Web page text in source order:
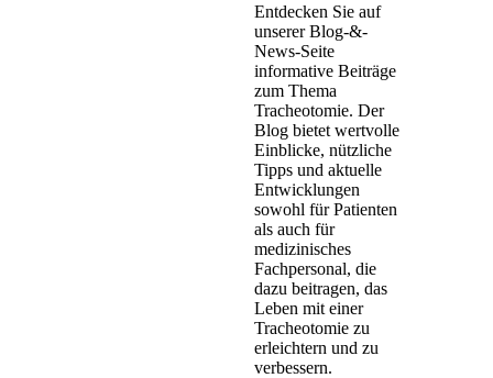
Entdecken Sie auf
unserer Blog-&-
News-Seite
informative Beiträge
zum Thema
Tracheotomie. Der
Blog bietet wertvolle
Einblicke, nützliche
Tipps und aktuelle
Entwicklungen
sowohl für Patienten
als auch für
medizinisches
Fachpersonal, die
dazu beitragen, das
Leben mit einer
Tracheotomie zu
erleichtern und zu
verbessern.